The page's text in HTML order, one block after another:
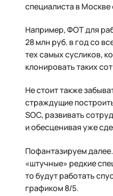
специалиста в
Например, ФОТ для
28 млн руб. в год со
тех самых сусликов,
клонировать таких
Не стоит также
страждущие
SOC, развивать
и обесценивая уже
Пофантазируем
«штучные» редкие
то будут работать
графиком 8/5.